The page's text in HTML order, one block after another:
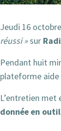
Jeudi 16
réussi »sur
Pendant huit
plateforme aide
L’entretien met
donnée en